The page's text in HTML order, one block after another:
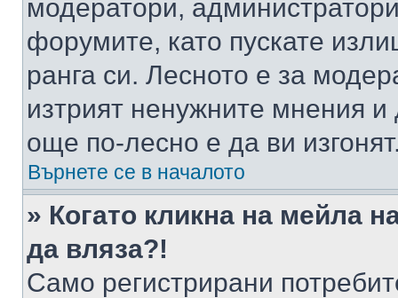
модератори,
форумите, като пускате
ранга си. Лесното е за
изтрият ненужните мнения
още по-лесно е да ви
Върнете се в началото
» Когато кликна на мейла
да вляза?!
Само регистрирани